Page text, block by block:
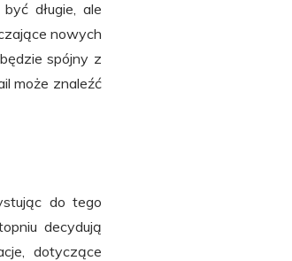
długie, ale
nowych
spójny z
może znaleźć
do tego
decydują
dotyczące